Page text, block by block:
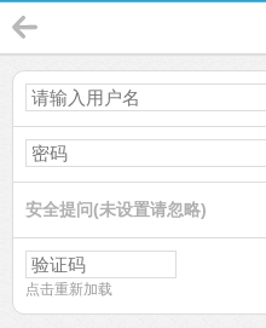
安全提问(未设置请忽略)
点击重新加载